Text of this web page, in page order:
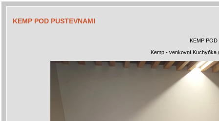
KEMP POD PUSTEVNAMI
KEMP
Kemp - venkovní Kuchyňka